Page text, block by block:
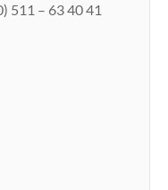
511 – 63 40 41